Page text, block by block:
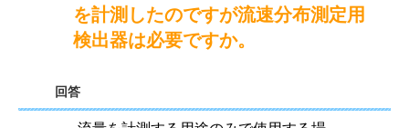
を計測したのですが流速分布測定用
検出器は必要ですか。
回答